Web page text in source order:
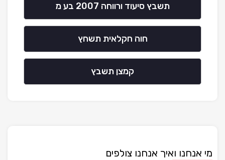
תשבץ סיעוד ורווחה 2007 בע מ
חוה חקלאית תשחץ
קמצן תשבץ
מי אנחנו ואיך אנחנו צולפים